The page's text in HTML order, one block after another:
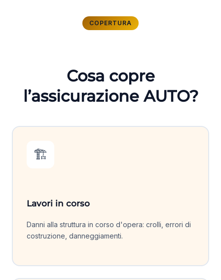
COPERTURA
Cosa copre
l’assicurazione AUTO?
🏗️
Lavori in corso
Danni alla struttura in corso d'opera: crolli, errori di
costruzione, danneggiamenti.